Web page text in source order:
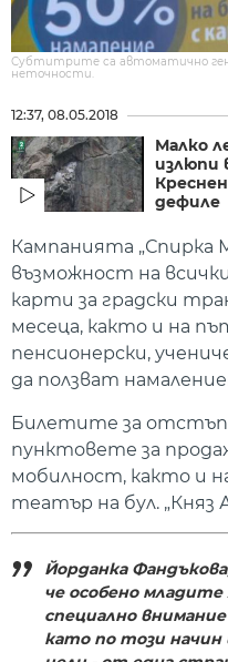
Субтитрите са автоматично
неточности.
12:37, 08.05.2018
Малко
излюпи
дефиле
Кампанията „Спирка
възможност на
карти за градски
месеца, както и на
пенсионерски,
да ползват
Билетите за
пунктовете за
мобилност, както и
театър на бул. „Княз
Йорданка
че особено
специално
като по този